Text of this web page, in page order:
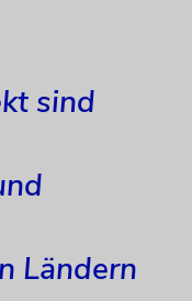
sind
Ländern